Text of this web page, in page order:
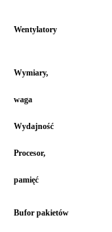
Wentylatory
Wymiary,
waga
Wydajność
Procesor,
pamięć
Bufor pakietów